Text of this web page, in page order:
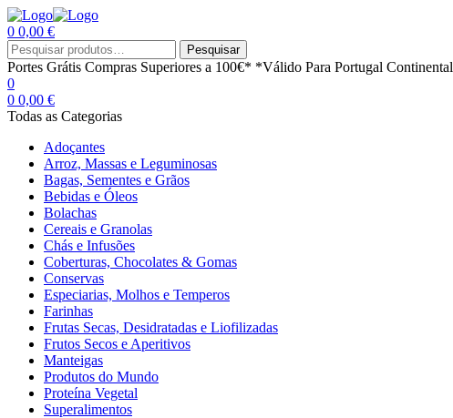
0 0,00 €
Menu
Procurar
por:
Pesquisar
Portes Grátis Compras Superiores a 100€* *Válido Para Portugal Continental
0
0 0,00 €
Todas as Categorias
Adoçantes
Arroz, Massas e Leguminosas
Bagas, Sementes e Grãos
Bebidas e Óleos
Bolachas
Cereais e Granolas
Chás e Infusões
Coberturas, Chocolates & Gomas
Conservas
Especiarias, Molhos e Temperos
Farinhas
Frutas Secas, Desidratadas e Liofilizadas
Frutos Secos e Aperitivos
Manteigas
Produtos do Mundo
Proteína Vegetal
Superalimentos